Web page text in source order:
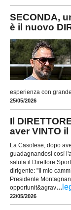
SECONDA,
è il nuovo
esperienza con
25/05/2026
Il
aver VINTO il
La Casolese, dopo
guadagnandosi così
saluta il Direttore
dirigente: "Il mio
Presidente
opportunit&agrav...
22/05/2026